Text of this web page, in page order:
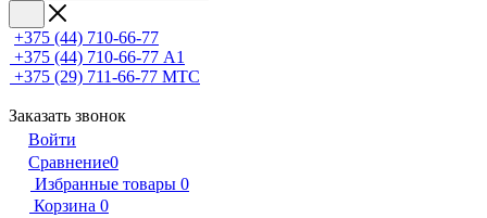
+375 (44) 710-66-77
+375 (44) 710-66-77 А1
+375 (29) 711-66-77 МТС
Заказать звонок
Войти
Сравнение0
Избранные товары 0
Корзина 0